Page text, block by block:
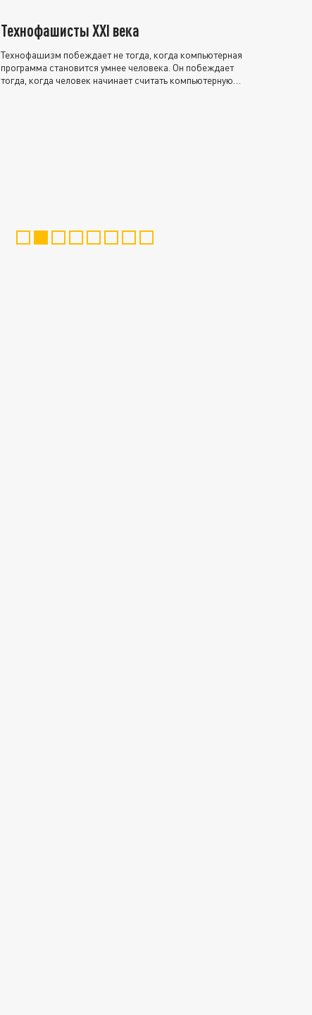
Технофашисты XXI века
Технофашизм побеждает не тогда, когда компьютерная
программа становится умнее человека. Он побеждает
тогда, когда человек начинает считать компьютерную